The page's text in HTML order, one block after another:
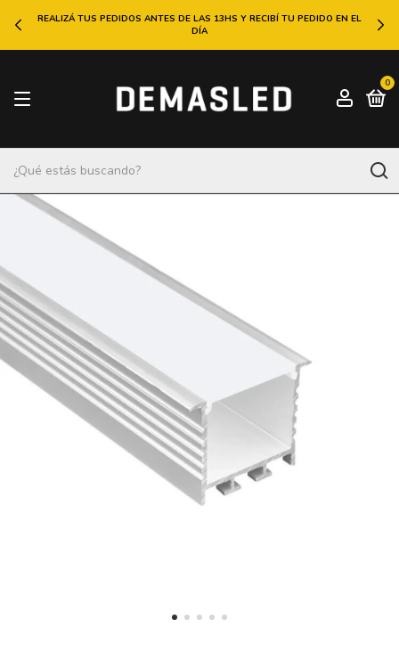
REALIZÁ TUS PEDIDOS ANTES DE LAS 13HS Y RECIBÍ TU PEDIDO EN EL
DÍA
0